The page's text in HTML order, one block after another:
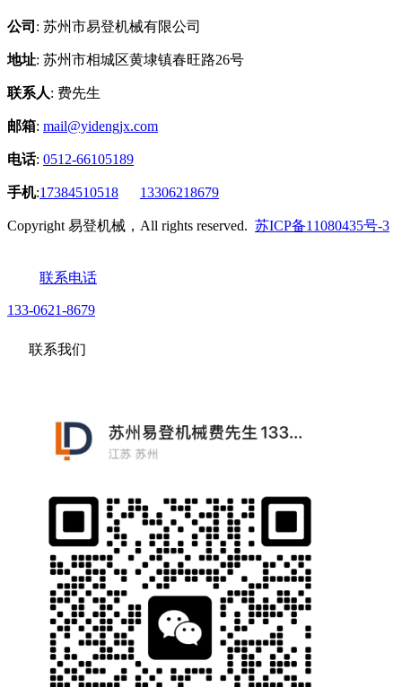
公司 : 苏州市易登机械有限公司
地址: 苏州市相城区黄埭镇春旺路26号
联系人: 费先生
邮箱: mail@yidengjx.com
电话: 0512-66105189
手机:17384510518 13306218679
Copyright 易登机械，All rights reserved. 苏ICP备11080435号-3
联系电话
133-0621-8679
联系我们